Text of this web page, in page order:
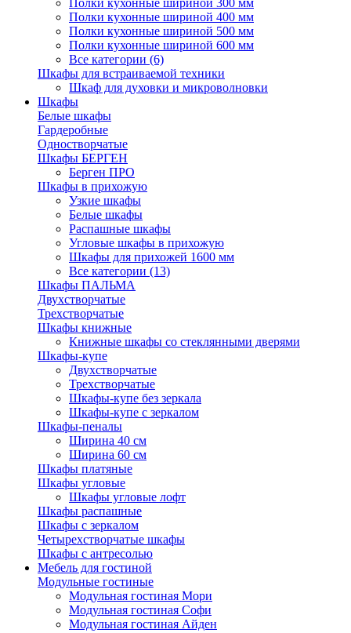
Полки кухонные шириной 300 мм
Полки кухонные шириной 400 мм
Полки кухонные шириной 500 мм
Полки кухонные шириной 600 мм
Все категории (6)
Шкафы для встраиваемой техники
Шкаф для духовки и микроволновки
Шкафы
Белые шкафы
Гардеробные
Одностворчатые
Шкафы БЕРГЕН
Берген ПРО
Шкафы в прихожую
Узкие шкафы
Белые шкафы
Распашные шкафы
Угловые шкафы в прихожую
Шкафы для прихожей 1600 мм
Все категории (13)
Шкафы ПАЛЬМА
Двухстворчатые
Трехстворчатые
Шкафы книжные
Книжные шкафы со стеклянными дверями
Шкафы-купе
Двухстворчатые
Трехстворчатые
Шкафы-купе без зеркала
Шкафы-купе с зеркалом
Шкафы-пеналы
Ширина 40 см
Ширина 60 см
Шкафы платяные
Шкафы угловые
Шкафы угловые лофт
Шкафы распашные
Шкафы с зеркалом
Четырехстворчатые шкафы
Шкафы с антресолью
Мебель для гостиной
Модульные гостиные
Модульная гостиная Мори
Модульная гостиная Софи
Модульная гостиная Айден